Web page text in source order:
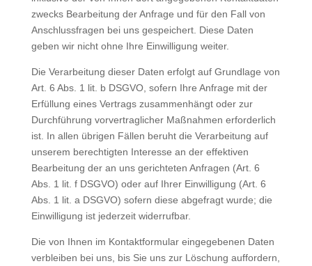
zwecks Bearbeitung der Anfrage und für den Fall von
Anschlussfragen bei uns gespeichert. Diese Daten
geben wir nicht ohne Ihre Einwilligung weiter.
Die Verarbeitung dieser Daten erfolgt auf Grundlage von
Art. 6 Abs. 1 lit. b DSGVO, sofern Ihre Anfrage mit der
Erfüllung eines Vertrags zusammenhängt oder zur
Durchführung vorvertraglicher Maßnahmen erforderlich
ist. In allen übrigen Fällen beruht die Verarbeitung auf
unserem berechtigten Interesse an der effektiven
Bearbeitung der an uns gerichteten Anfragen (Art. 6
Abs. 1 lit. f DSGVO) oder auf Ihrer Einwilligung (Art. 6
Abs. 1 lit. a DSGVO) sofern diese abgefragt wurde; die
Einwilligung ist jederzeit widerrufbar.
Die von Ihnen im Kontaktformular eingegebenen Daten
verbleiben bei uns, bis Sie uns zur Löschung auffordern,